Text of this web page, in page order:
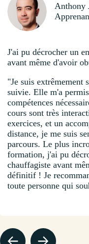
Anthony
J'ai pu décrocher un
avant même d'avoir
"Je suis extrêmement
suivie. Elle m'a
compétences
cours sont très
exercices, et un
distance, je me suis
parcours. Le plus
formation, j'ai pu
chauffagiste avant
définitif ! Je
toute personne qui